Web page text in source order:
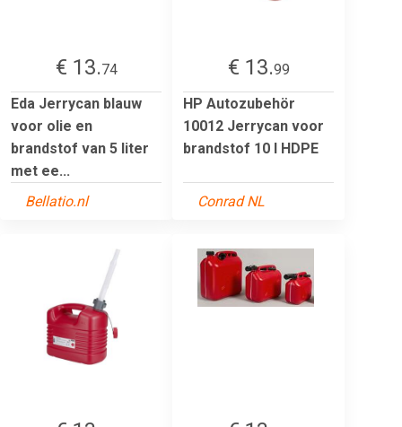
€ 13.74
Eda Jerrycan blauw
voor olie en
brandstof van 5 liter
met ee...
Bellatio.nl
€ 13.99
HP Autozubehör
10012 Jerrycan voor
brandstof 10 l HDPE
Conrad NL